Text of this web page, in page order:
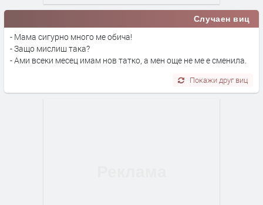
Случаен виц
- Мама сигурно много ме обича!
- Защо мислиш така?
- Ами всеки месец имам нов татко, а мен още не ме е сменила.
Покажи друг виц